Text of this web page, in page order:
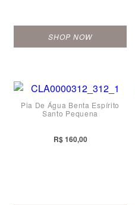
SHOP NOW
Pia De Água Benta Espírito
Santo Pequena
R$ 160,00